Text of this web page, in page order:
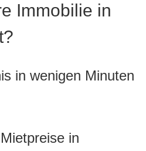
Immobilie in
in wenigen Minuten
in